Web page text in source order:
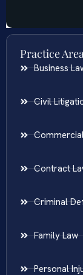
Practice
Business
Civil
Contract
Criminal
Family Law
Personal